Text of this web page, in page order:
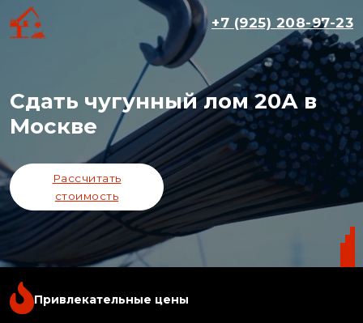
+7 (925) 208-97-23
Сдать чугунный лом 20А в
Москве
Рассчитать
стоимость
Привлекательные цены